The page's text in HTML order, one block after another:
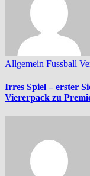
Allgemein Fussball
Irres Spiel – erster
Viererpack zu